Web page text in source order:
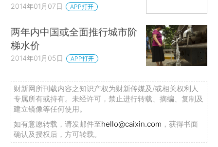
2014年01月07日 APP打开
两年内中国或全面推行城市阶
梯水价
2014年01月05日 APP打开
财新网所刊载内容之知识产权为财新传媒及/或相关权利人
专属所有或持有。未经许可，禁止进行转载、摘编、复制及
建立镜像等任何使用。
如有意愿转载，请发邮件至hello@caixin.com ，获得书面
确认及授权后，方可转载。